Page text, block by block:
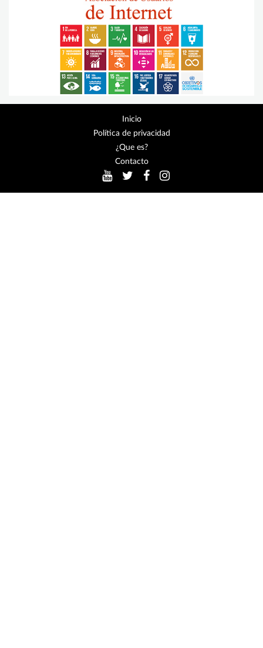
Inicio
Política de privacidad
¿Que es?
Contacto